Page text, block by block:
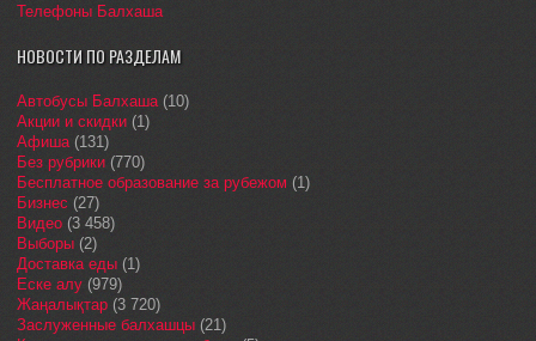
Телефоны Балхаша
НОВОСТИ ПО РАЗДЕЛАМ
Автобусы Балхаша(10)
Акции и скидки (1)
Афиша(131)
Без рубрики (770)
Бесплатное образование за рубежом (1)
Бизнес (27)
Видео (3 458)
Выборы (2)
Доставка еды (1)
Еске алу (979)
Жаңалықтар (3 720)
Заслуженные балхашцы (21)